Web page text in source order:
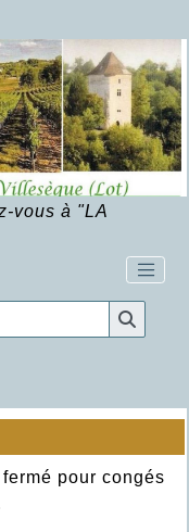
vous à "LA
pour congés